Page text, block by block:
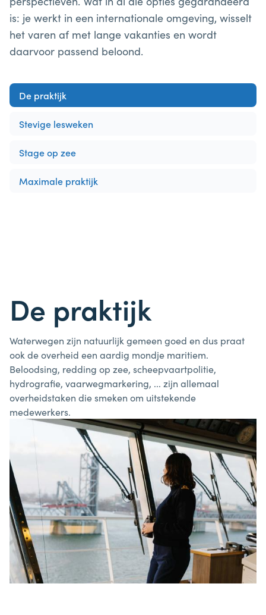
is: je werkt in een internationale omgeving, wisselt
het varen af met lange vakanties en wordt
daarvoor passend beloond.
De praktijk
Stevige lesweken
Stage op zee
Maximale praktijk
De praktijk
Waterwegen zijn natuurlijk gemeen goed en dus praat
ook de overheid een aardig mondje maritiem.
Beloodsing, redding op zee, scheepvaartpolitie,
hydrografie, vaarwegmarkering, ... zijn allemaal
overheidstaken die smeken om uitstekende
medewerkers.